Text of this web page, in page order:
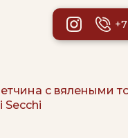
с вялеными
Secchi